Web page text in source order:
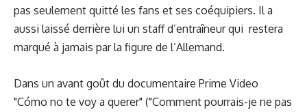
pas seulement quitté les fans et ses coéquipiers. Il a
aussi laissé derrière lui un staff d’entraîneur qui restera
marqué à jamais par la figure de l’Allemand.
Dans un avant goût du documentaire Prime Video
"Cómo no te voy a querer" ("Comment pourrais-je ne pas